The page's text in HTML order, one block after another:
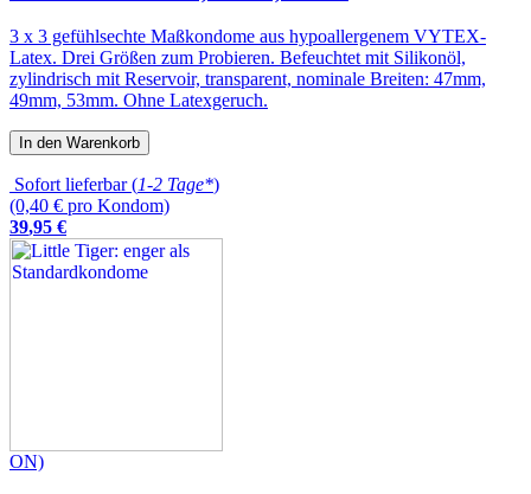
3 x 3 gefühlsechte Maßkondome aus hypoallergenem VYTEX-
Latex. Drei Größen zum Probieren. Befeuchtet mit Silikonöl,
zylindrisch mit Reservoir, transparent, nominale Breiten: 47mm,
49mm, 53mm. Ohne Latexgeruch.
In den Warenkorb
Sofort lieferbar (1-2 Tage*)
(0,40 € pro Kondom)
39,95 €
ON)